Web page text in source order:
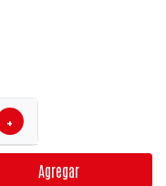
+
Agregar